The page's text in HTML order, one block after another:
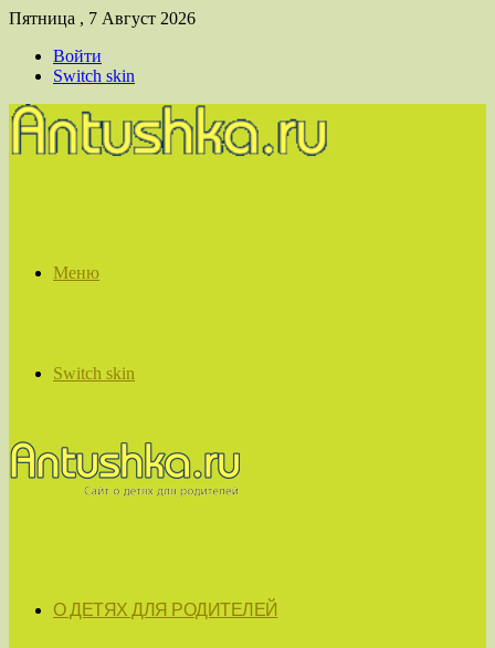
Пятница , 7 Август 2026
Войти
Switch skin
Меню
Switch skin
О ДЕТЯХ ДЛЯ РОДИТЕЛЕЙ